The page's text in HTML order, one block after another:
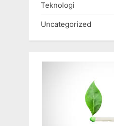
Teknologi
Uncategorized